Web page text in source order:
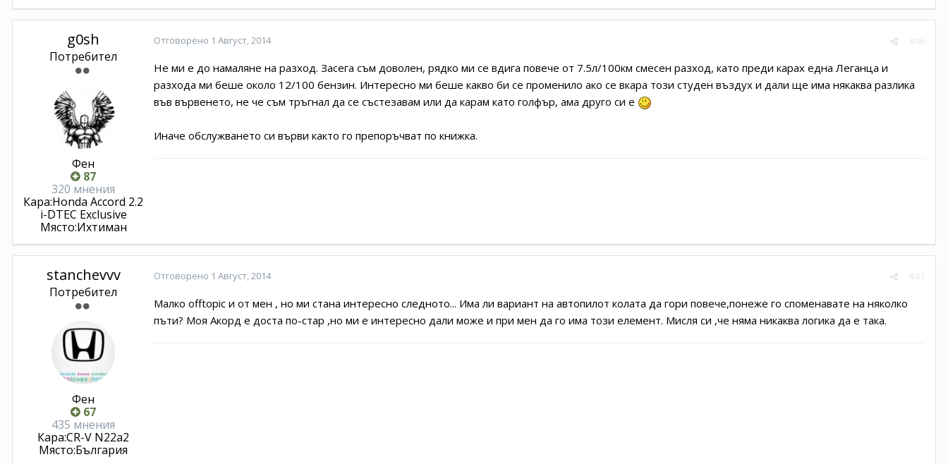
g0sh
Потребител
Фен
87
320 мнения
Кара:Honda Accord 2.2
i-DTEC Exclusive
Място:Ихтиман
#46
Отговорено 1 Август, 2014
Не ми е до намаляне на разход. Засега съм доволен, рядко ми се вдига повече от 7.5л/100км смесен разход, като преди карах една Леганца и
разхода ми беше около 12/100 бензин. Интересно ми беше какво би се променило ако се вкара този студен въздух и дали ще има някаква разлика
във вървенето, не че съм тръгнал да се състезавам или да карам като голфър, ама друго си е
Иначе обслужването си върви както го препоръчват по книжка.
stanchevvv
Потребител
Фен
67
435 мнения
Кара:CR-V N22a2
Място:България
#47
Отговорено 1 Август, 2014
Малко offtopic и от мен , но ми стана интересно следното... Има ли вариант на автопилот колата да гори повече,понеже го споменавате на няколко
пъти? Моя Акорд е доста по-стар ,но ми е интересно дали може и при мен да го има този елемент. Мисля си ,че няма никаква логика да е така.